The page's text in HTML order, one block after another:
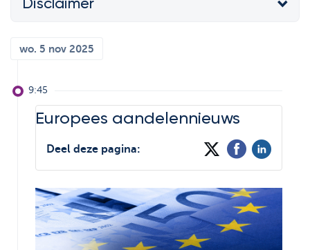
Support
Lexicon
Beursboeken in de
kijker
Disclaimer
wo. 5 nov 2025
9:45
Europees aandelennieuws
Deel deze pagina: